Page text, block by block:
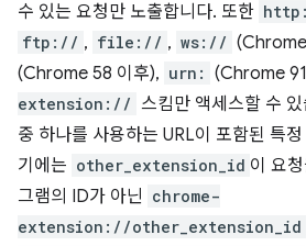
수 있는 요청만 노출합니다. 또한
ftp:// , file:// , ws://
(Chrome 58 이후), urn: (Chrome
extension:// 스킴만 액세스할 수
중 하나를 사용하는 URL이 포함된 특
기에는 other_extension_id 이 요
그램의 ID가 아닌 chrome-
extension://other_extension_id